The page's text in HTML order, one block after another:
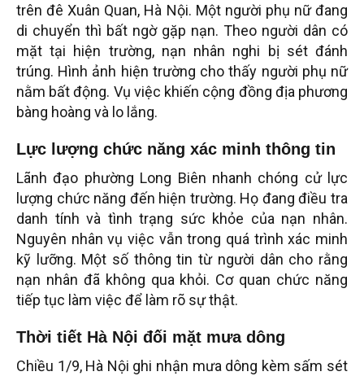
trên đê Xuân Quan, Hà Nội. Một người phụ nữ đang
di chuyển thì bất ngờ gặp nạn. Theo người dân có
mặt tại hiện trường, nạn nhân nghi bị sét đánh
trúng. Hình ảnh hiện trường cho thấy người phụ nữ
nằm bất động. Vụ việc khiến cộng đồng địa phương
bàng hoàng và lo lắng.
Lực lượng chức năng xác minh thông tin
Lãnh đạo phường Long Biên nhanh chóng cử lực
lượng chức năng đến hiện trường. Họ đang điều tra
danh tính và tình trạng sức khỏe của nạn nhân.
Nguyên nhân vụ việc vẫn trong quá trình xác minh
kỹ lưỡng. Một số thông tin từ người dân cho rằng
nạn nhân đã không qua khỏi. Cơ quan chức năng
tiếp tục làm việc để làm rõ sự thật.
Thời tiết Hà Nội đối mặt mưa dông
Chiều 1/9, Hà Nội ghi nhận mưa dông kèm sấm sét